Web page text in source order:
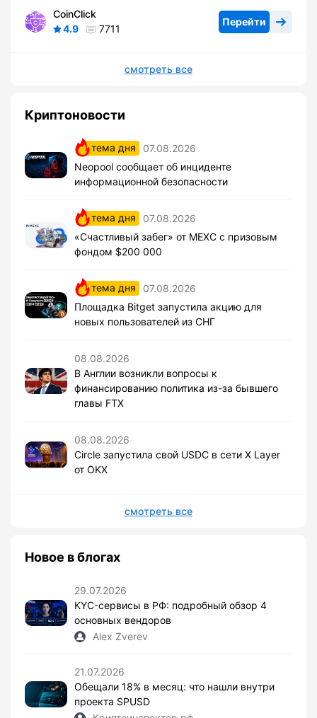
CoinClick
4.9
7711
Перейти
смотреть все
Криптоновости
тема дня
07.08.2026
Neopool сообщает об инциденте
информационной безопасности
тема дня
07.08.2026
«Счастливый забег» от MEXC с призовым
фондом $200 000
тема дня
07.08.2026
Площадка Bitget запустила акцию для
новых пользователей из СНГ
08.08.2026
В Англии возникли вопросы к
финансированию политика из-за бывшего
главы FTX
08.08.2026
Circle запустила свой USDC в сети X Layer
от OKX
смотреть все
Новое в блогах
29.07.2026
KYC-сервисы в РФ: подробный обзор 4
основных вендоров
Alex Zverev
21.07.2026
Обещали 18% в месяц: что нашли внутри
проекта SPUSD